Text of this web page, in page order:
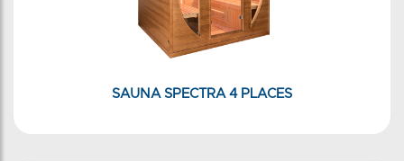
SAUNA SPECTRA 4 PLACES